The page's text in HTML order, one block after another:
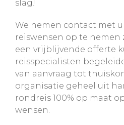
slag!
We nemen contact met
reiswensen op te nemen
een vrijblijvende offerte
reisspecialisten
van aanvraag tot
organisatie geheel uit
rondreis 100% op maat
wensen.